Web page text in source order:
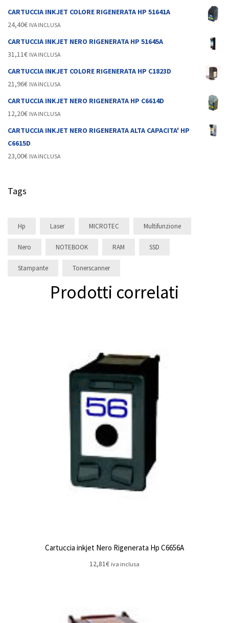
CARTUCCIA INKJET COLORE RIGENERATA HP 51641A
24,40€ IVA INCLUSA
CARTUCCIA INKJET NERO RIGENERATA HP 51645A
31,11€ IVA INCLUSA
CARTUCCIA INKJET COLORE RIGENERATA HP C1823D
21,96€ IVA INCLUSA
CARTUCCIA INKJET NERO RIGENERATA HP C6614D
12,20€ IVA INCLUSA
CARTUCCIA INKJET NERO RIGENERATA ALTA CAPACITA' HP
C6615D
23,00€ IVA INCLUSA
Tags
Hp Laser MICROTEC Multifunzione
Nero NOTEBOOK RAM SSD
Stampante Tonerscanner
Prodotti correlati
Cartuccia inkjet Nero Rigenerata Hp C6656A
12,81€ iva inclusa